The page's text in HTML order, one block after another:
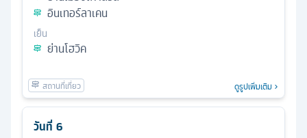
อินเทอร์ลาเคน
เย็น
ย่านโฮวิค
ดูรูปเพิ่มเติม
วันที่ 6